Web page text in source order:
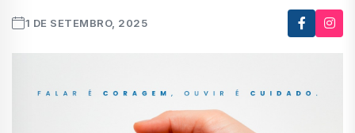
1 DE SETEMBRO, 2025